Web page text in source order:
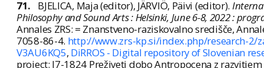
71.
BJELICA, Maja (editor), JÄRVIÖ, Päivi (editor).
Philosophy and Sound Arts : Helsinki, June 6-8, 2022 :
Annales ZRS: = Znanstveno-raziskovalno središče,
7058-86-4. http://www.zrs-kp.si/index.php/research-2/
V3AU6KQ5, DiRROS - Digital repository of Slovenian
project: J7-1824 Preživeti dobo Antropocena z